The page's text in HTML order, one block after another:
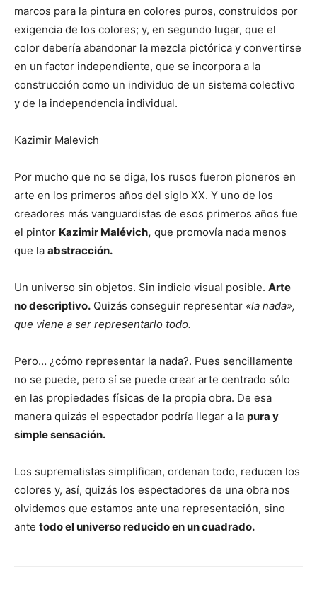
marcos para la pintura en colores puros, construidos por
exigencia de los colores; y, en segundo lugar, que el
color debería abandonar la mezcla pictórica y convertirse
en un factor independiente, que se incorpora a la
construcción como un individuo de un sistema colectivo
y de la independencia individual.
Kazimir Malevich
Por mucho que no se diga, los rusos fueron pioneros en
arte en los primeros años del siglo XX. Y uno de los
creadores más vanguardistas de esos primeros años fue
el pintor Kazimir Malévich, que promovía nada menos
que la abstracción.
Un universo sin objetos. Sin indicio visual posible. Arte
no descriptivo. Quizás conseguir representar «la nada»,
que viene a ser representarlo todo.
Pero… ¿cómo representar la nada?. Pues sencillamente
no se puede, pero sí se puede crear arte centrado sólo
en las propiedades físicas de la propia obra. De esa
manera quizás el espectador podría llegar a la pura y
simple sensación.
Los suprematistas simplifican, ordenan todo, reducen los
colores y, así, quizás los espectadores de una obra nos
olvidemos que estamos ante una representación, sino
ante todo el universo reducido en un cuadrado.